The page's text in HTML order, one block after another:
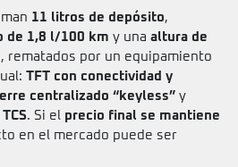
11 litros de depósito,
de 1,8 l/100 km y una altura de
, rematados por un equipamiento
TFT con conectividad y
centralizado “keyless” y
. Si el precio final se mantiene
en el mercado puede ser